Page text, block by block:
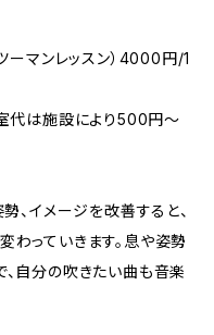
ーマンレッスン）4000円/1
代は施設により500円〜
、イメージを改善すると、
っていきます。息や姿勢
自分の吹きたい曲も音楽